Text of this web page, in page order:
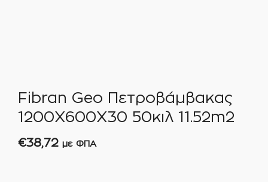
Fibran Geo Πετροβάμβακας
1200Χ600Χ30 50κιλ 11.52m2
€38,72 με ΦΠΑ